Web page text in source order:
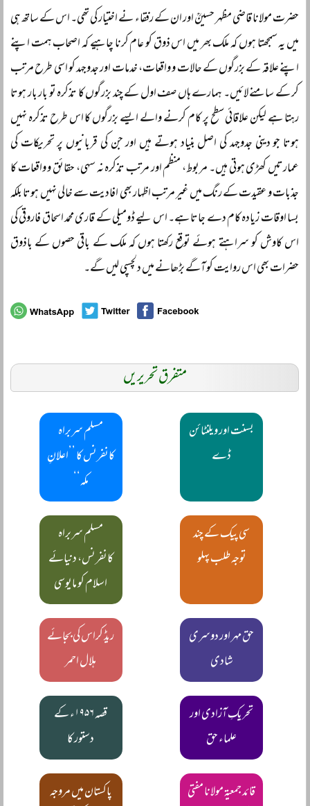
حضرت مولانا قاضی مظہر حسینؒ اور ان کے رفقاء نے اختیار کی تھی۔ اس کے ساتھ ہی
میں یہ سمجھتا ہوں کہ ملک بھر میں اس ذوق کو عام کرنا چاہیے کہ اصحاب ہمت اپنے
اپنے علاقہ کے بزرگوں کے حالات و واقعات، خدمات اور جدوجہد کو اسی طرح مرتب
کر کے سامنے لائیں۔ ہمارے ہاں صف اول کے چند بزرگوں کا تذکرہ تو بار بار ہوتا
رہتا ہے لیکن علاقائی سطح پر کام کرنے والے ایسے بزرگوں کا اس طرح تذکرہ نہیں
ہوتا جو دینی جدوجہد کی اصل بنیاد ہوتے ہیں اور جن کی قربانیوں پر تحریکات کی
عمارتیں کھڑی ہوتی ہیں۔ مربوط، منظم اور مرتب تذکرہ نہ سہی، حقائق و واقعات کا
جذبات و عقیدت کے رنگ میں غیر مرتب اظہار بھی افادیت سے خالی نہیں ہوتا بلکہ
بسا اوقات زیادہ کام دے جاتا ہے۔ اس لیے ڈومیلی کے قاری محمد اسحاق فاروقی کی
اس کاوش کو سراہتے ہوئے توقع رکھتا ہوں کہ ملک کے باقی حصوں کے باذوق
حضرات بھی اس روایت کو آگے بڑھانے میں دلچسپی لیں گے۔
متفرق تحریریں
بسنت اور ویلنٹائن
ڈے
مسلم سربراہ
کانفرنس کا ’’اعلانِ
مکہ‘‘
سی پیک کے چند
توجہ طلب پہلو
مسلم سربراہ
کانفرنس، دنیائے
اسلام کو مایوسی
حق مہر اور دوسری
شادی
ریڈ کراس کی بجائے
ہلال احمر
تحریکِ آزادی اور
علماء حق
قصہ ۱۹۵۶ء کے
دستور کا
قائد جمعیۃ مولانا مفتی
پاکستان میں مروجہ